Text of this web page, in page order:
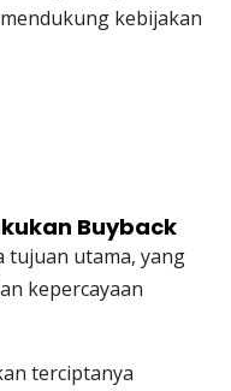
kebijakan
Buyback
tujuan utama, yang
kepercayaan
terciptanya